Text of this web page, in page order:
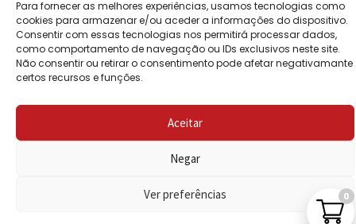
Para fornecer as melhores experiências, usamos tecnologias como
cookies para armazenar e/ou aceder a informações do dispositivo.
Consentir com essas tecnologias nos permitirá processar dados,
como comportamento de navegação ou IDs exclusivos neste site.
Não consentir ou retirar o consentimento pode afetar negativamante
certos recursos e funções.
Aceitar
Negar
Ver preferências
POLÍTICA DE
REEMBOLSO
LIVRO DE
CONTACTOS
0